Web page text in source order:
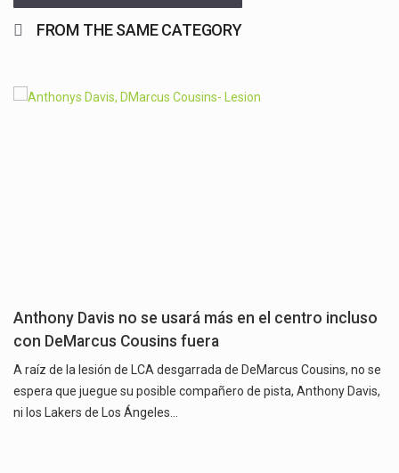
FROM THE SAME CATEGORY
Anthony Davis no se usará más en el centro incluso
con DeMarcus Cousins ​​fuera
A raíz de la lesión de LCA desgarrada de DeMarcus Cousins, no se
espera que juegue su posible compañero de pista, Anthony Davis,
ni los Lakers de Los Ángeles…